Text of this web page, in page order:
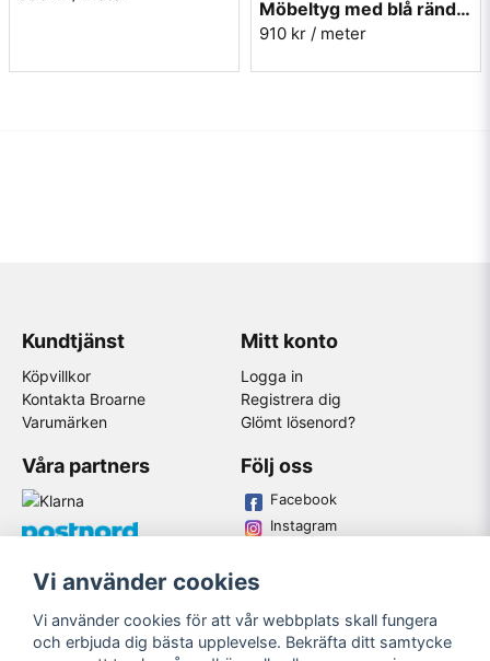
Möbeltyg med blå ränder i eko-bomull - Fredrika nr.50
910 kr / meter
Kundtjänst
Köpvillkor
Kontakta Broarne
Varumärken
Mitt konto
Logga in
Registrera dig
Glömt lösenord?
Våra partners Följ oss
Facebook
Instagram
© Copyright
Vi använder cookies
Vi använder cookies för att vår webbplats skall fungera
och erbjuda dig bästa upplevelse. Bekräfta ditt samtycke